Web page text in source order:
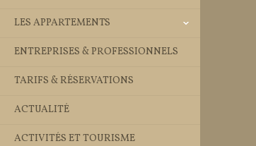
LES APPARTEMENTS
ENTREPRISES & PROFESSIONNELS
TARIFS & RÉSERVATIONS
ACTUALITÉ
ACTIVITÉS ET TOURISME